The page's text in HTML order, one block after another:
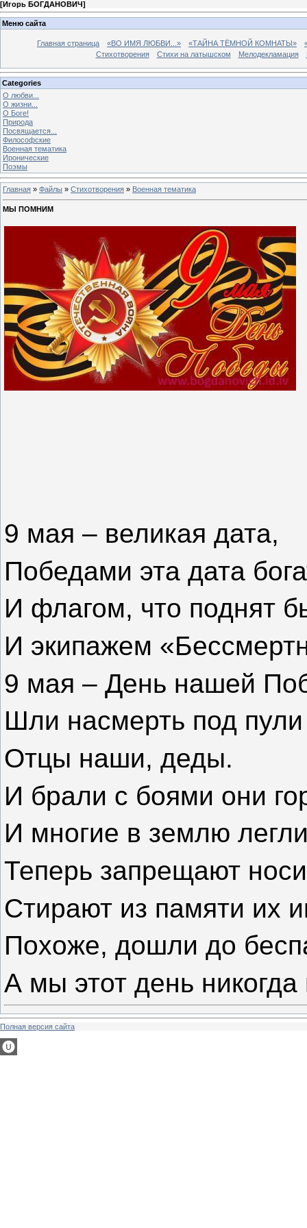
[Игорь БОГДАНОВИЧ]
Меню сайта
Главная страница «ВО ИМЯ ЛЮБВИ...» «ТАЙНА ТЁМНОЙ КОМНАТЫ»
Стихотворения
Стихи на латышском Мелодекламация
Categories
О любви...
О жизни...
О Боге!
Природа
Посвящается...
Философские
Военная тематика
Иронические
Поэмы
Главная » Файлы » Стихотворения » Военная тематика
МЫ ПОМНИМ
9 мая – великая дата,
Победами эта дата
И флагом, что поднят
И экипажем
9 мая – День нашей
Шли насмерть под пули
Отцы наши, деды.
И брали с боями они
И многие в землю
Теперь запрещают
Стирают из памяти их
Похоже, дошли до
А мы этот день
Полная версия сайта